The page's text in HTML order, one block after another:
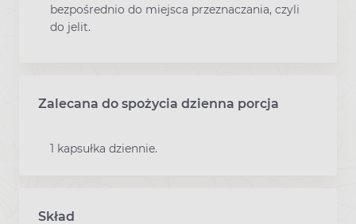
bezpośrednio do miejsca przeznaczania, czyli
do jelit.
Zalecana do spożycia dzienna porcja
1 kapsułka dziennie.
Skład